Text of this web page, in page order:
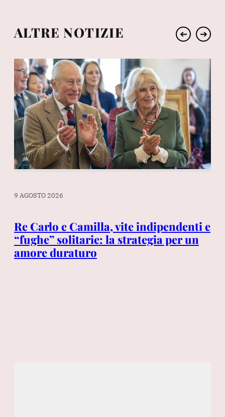
ALTRE NOTIZIE ➔ ➔
9 AGOSTO 2026
Re Carlo e Camilla, vite indipendenti e
“fughe” solitarie: la strategia per un
amore duraturo